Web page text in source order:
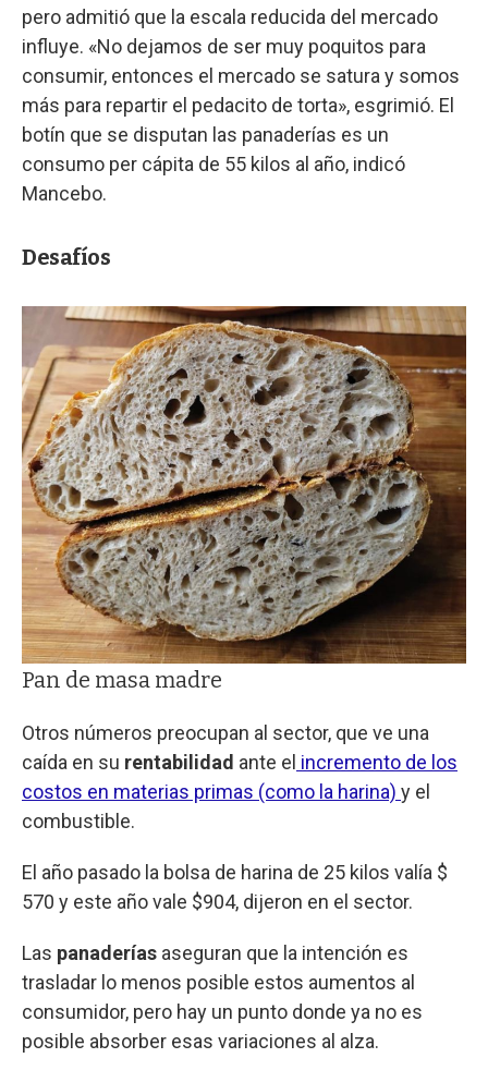
pero admitió que la escala reducida del mercado
influye. «No dejamos de ser muy poquitos para
consumir, entonces el mercado se satura y somos
más para repartir el pedacito de torta», esgrimió. El
botín que se disputan las panaderías es un
consumo per cápita de 55 kilos al año, indicó
Mancebo.
Desafíos
Pan de masa madre
Otros números preocupan al sector, que ve una
caída en su rentabilidad ante el incremento de los
costos en materias primas (como la harina) y el
combustible.
El año pasado la bolsa de harina de 25 kilos valía $
570 y este año vale $904, dijeron en el sector.
Las panaderías aseguran que la intención es
trasladar lo menos posible estos aumentos al
consumidor, pero hay un punto donde ya no es
posible absorber esas variaciones al alza.